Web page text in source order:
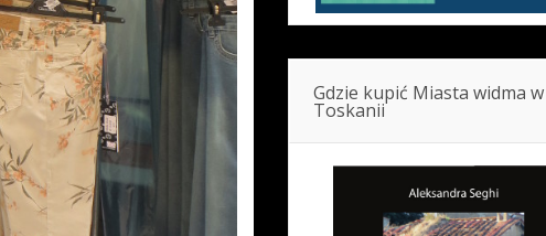
Gdzie kupić Miasta widma w
Toskanii